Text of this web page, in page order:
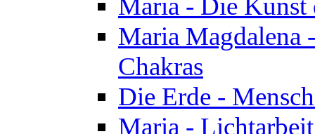
Maria Magdalena
Chakras
Die Erde -
Maria - Lichtarbeit